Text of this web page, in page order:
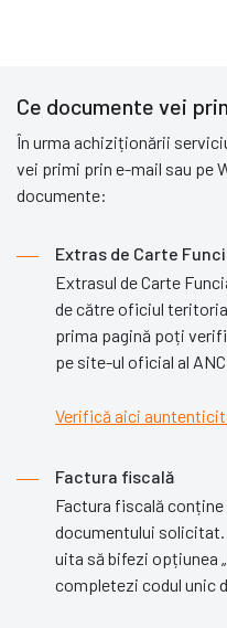
Ce documente vei
În urma achiziționării
vei primi prin e-mail sau pe
documente:
Extras de Carte
Extrasul de Carte
de către oficiul
prima pagină poți
pe site-ul oficial al
Verifică aici
Factura fiscală
Factura fiscală
documentului solicitat.
uita să bifezi opțiunea
completezi codul unic